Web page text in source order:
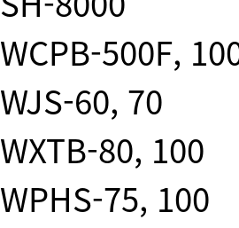
WCPB-500F,
WJS-60, 70
WXTB-80, 100
WPHS-75, 100